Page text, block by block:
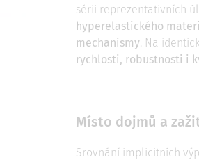
sérii reprezentativních
hyperelastického
mechanismy. Na
rychlosti, robustnosti i
Místo dojmů a
Srovnání implicitních